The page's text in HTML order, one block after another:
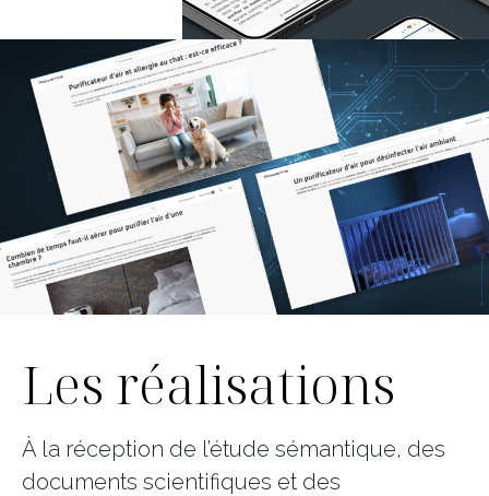
Les réalisations
À la réception de l’étude sémantique, des
documents scientifiques et des